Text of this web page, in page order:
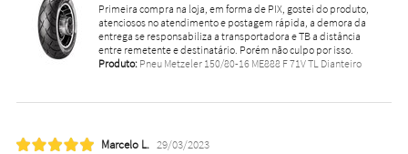
Primeira compra na loja, em forma de PIX, gostei do produto,
atenciosos no atendimento e postagem rápida, a demora da
entrega se responsabiliza a transportadora e TB a distância
entre remetente e destinatário. Porém não culpo por isso.
Produto:Pneu Metzeler 150/80-16 ME888 F 71V TL Dianteiro
Marcelo L. 29/03/2023